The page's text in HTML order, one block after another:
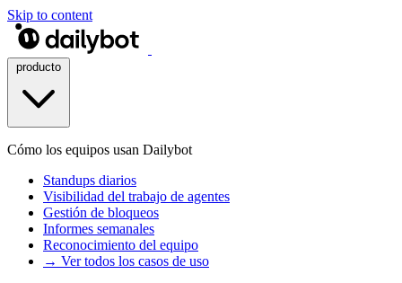
Skip to content
Cómo los equipos usan Dailybot
Standups diarios
Visibilidad del trabajo de agentes
Gestión de bloqueos
Informes semanales
Reconocimiento del equipo
→ Ver todos los casos de uso